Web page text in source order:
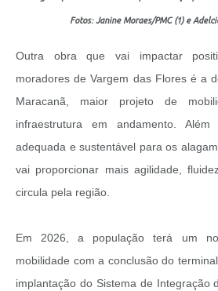
Fotos: Janine Moraes/PMC (1) e
Outra ​obra que vai impactar
moradores de Vargem das Flores é a
Maracanã, maior projeto de
infraestrutura em andamento.
adequada e sustentável para os
vai proporcionar mais agilidade,
circula pela região.
Em 2026, a população terá um
mobilidade com a conclusão do
implantação do Sistema de Integração